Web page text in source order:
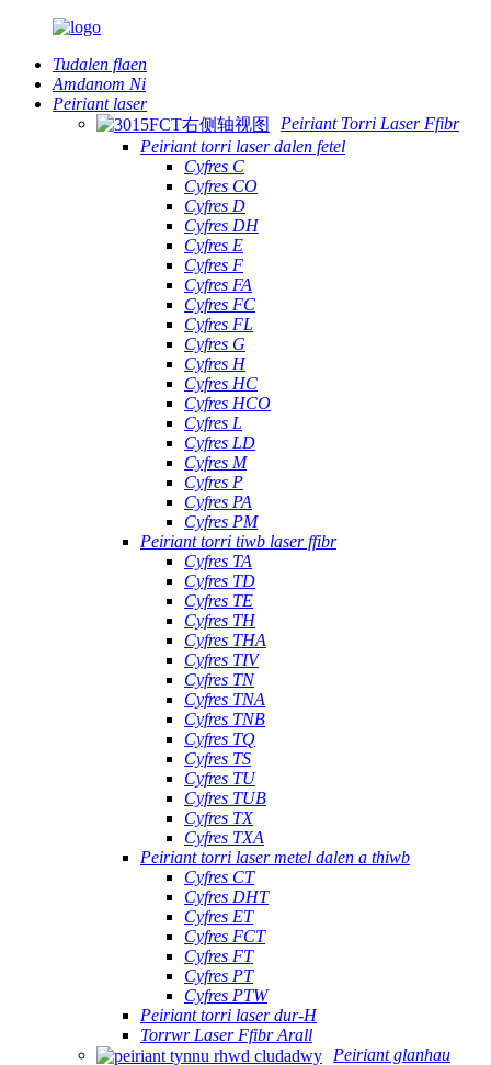
Tudalen flaen
Amdanom Ni
Peiriant laser
Peiriant Torri Laser Ffibr
Peiriant torri laser dalen fetel
Cyfres C
Cyfres CO
Cyfres D
Cyfres DH
Cyfres E
Cyfres F
Cyfres FA
Cyfres FC
Cyfres FL
Cyfres G
Cyfres H
Cyfres HC
Cyfres HCO
Cyfres L
Cyfres LD
Cyfres M
Cyfres P
Cyfres PA
Cyfres PM
Peiriant torri tiwb laser ffibr
Cyfres TA
Cyfres TD
Cyfres TE
Cyfres TH
Cyfres THA
Cyfres TIV
Cyfres TN
Cyfres TNA
Cyfres TNB
Cyfres TQ
Cyfres TS
Cyfres TU
Cyfres TUB
Cyfres TX
Cyfres TXA
Peiriant torri laser metel dalen a thiwb
Cyfres CT
Cyfres DHT
Cyfres ET
Cyfres FCT
Cyfres FT
Cyfres PT
Cyfres PTW
Peiriant torri laser dur-H
Torrwr Laser Ffibr Arall
Peiriant glanhau